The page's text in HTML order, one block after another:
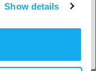
Show details